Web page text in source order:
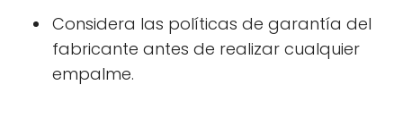
Considera las políticas de garantía del
fabricante antes de realizar cualquier
empalme.